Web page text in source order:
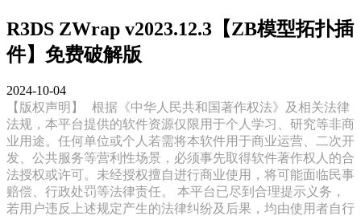
R3DS ZWrap v2023.12.3【ZB模型拓扑插
件】免费破解版
2024-10-04
【版权声明】
根据《中华人民共和国著作权法》及相关法律
法规，本平台提供的软件资源仅限用于个人学习、研究等非商
业用途。任何单位或个人若需将本软件用于商业运营、二次开
发、公共服务等营利性场景，必须事先取得软件著作权人的合
法授权或许可。未经授权擅自进行商业使用，将可能面临民事
赔偿、行政处罚等法律责任。 本平台已尽到合理提示义务，
若用户违反上述规定产生的法律纠纷及后果，均由使用者自行